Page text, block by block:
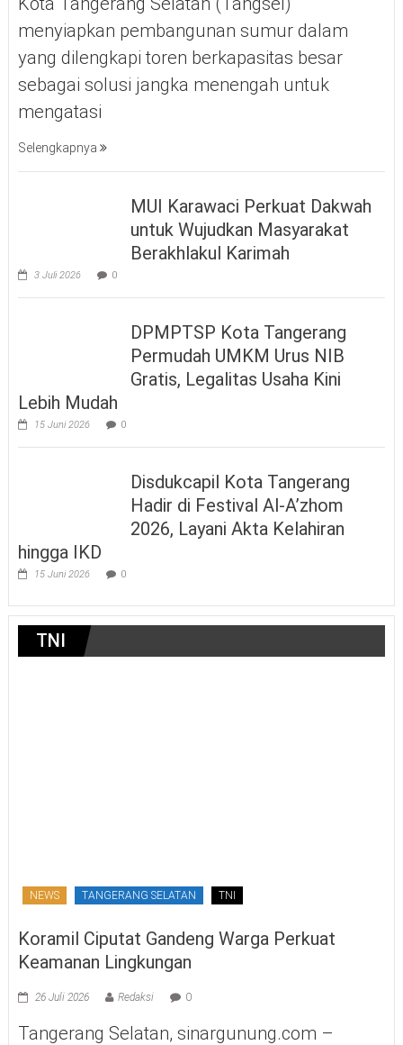
menyiapkan pembangunan sumur dalam
yang dilengkapi toren berkapasitas besar
sebagai solusi jangka menengah untuk
mengatasi
Selengkapnya
MUI Karawaci Perkuat Dakwah
untuk Wujudkan Masyarakat
Berakhlakul Karimah
3 Juli 2026 0
DPMPTSP Kota Tangerang
Permudah UMKM Urus NIB
Gratis, Legalitas Usaha Kini
Lebih Mudah
15 Juni 2026 0
Disdukcapil Kota Tangerang
Hadir di Festival Al-A’zhom
2026, Layani Akta Kelahiran
hingga IKD
15 Juni 2026 0
TNI
NEWS TANGERANG SELATAN TNI
Koramil Ciputat Gandeng Warga Perkuat
Keamanan Lingkungan
26 Juli 2026 Redaksi 0
Tangerang Selatan, sinargunung.com –